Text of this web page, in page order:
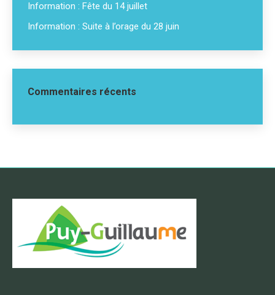
Information : Fête du 14 juillet
Information : Suite à l’orage du 28 juin
Commentaires récents